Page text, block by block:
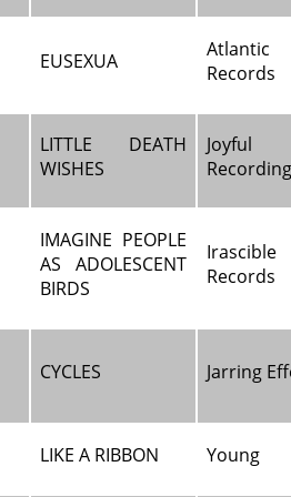
EUSEXUA
Atlantic
Records
LITTLE DEATH
WISHES
Joyful
IMAGINE PEOPLE
AS ADOLESCENT
BIRDS
Irascible
Records
CYCLES Jarring
LIKE A RIBBON Young